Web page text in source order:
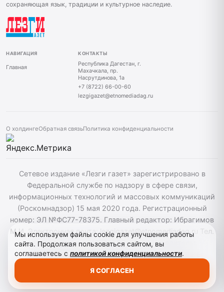
сохраняющая язык, традиции и культурное наследие.
НАВИГАЦИЯ
Главная
КОНТАКТЫ
Республика Дагестан, г.
Махачкала, пр.
Насрутдинова, 1а
+7 (8722) 66-00-60
lezgigazet@etnomediadag.ru
О холдингеОбратная связьПолитика конфиденциальности
Сетевое издание «Лезги газет» зарегистрировано в
Федеральной службе по надзору в сфере связи,
информационных технологий и массовых коммуникаций
(Роскомнадзор) 15 мая 2020 года. Регистрационный
номер: ЭЛ №ФС77-78375. Главный редактор: Ибрагимов
М.И. Электронная почта: lezgigazet@etnomediadag.ru Тел.
гл. редактора: +7 (8722) 66-00-60 Учредитель:
ГОСУДАРСТВЕННОЕ БЮДЖЕТНОЕ УЧРЕЖДЕНИЕ
Мы используем файлы cookie для улучшения работы
сайта. Продолжая пользоваться сайтом, вы
соглашаетесь с политикой конфиденциальности.
Я СОГЛАСЕН